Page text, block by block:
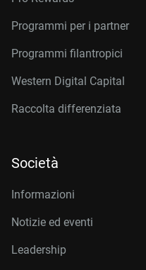
Programmi per i partner
Programmi filantropici
Western Digital Capital
Raccolta differenziata
Società
Informazioni
Notizie ed eventi
Leadership